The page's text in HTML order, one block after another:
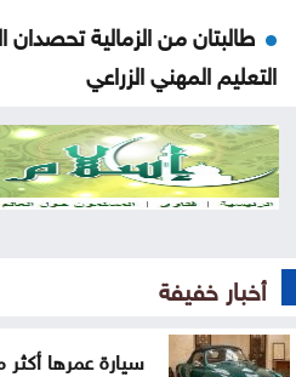
طالبتان من الزمالية تحصدان
التعليم المهني الزراعي
السويد تعلن إحباط عملية
الأمن
وزير العدل الأميركي الجديد
مسؤول في مجلس السلام:
أخبار خفيفة